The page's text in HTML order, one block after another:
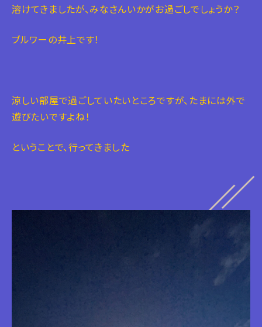
溶けてきましたが、みなさんいかがお過ごしでしょうか？
ブルワーの井上です！
涼しい部屋で過ごしていたいところですが、たまには外で
遊びたいですよね！
ということで、行ってきました